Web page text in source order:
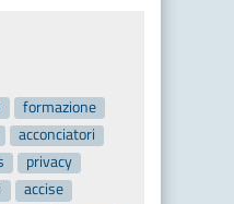
formazione
acconciatori
privacy
accise